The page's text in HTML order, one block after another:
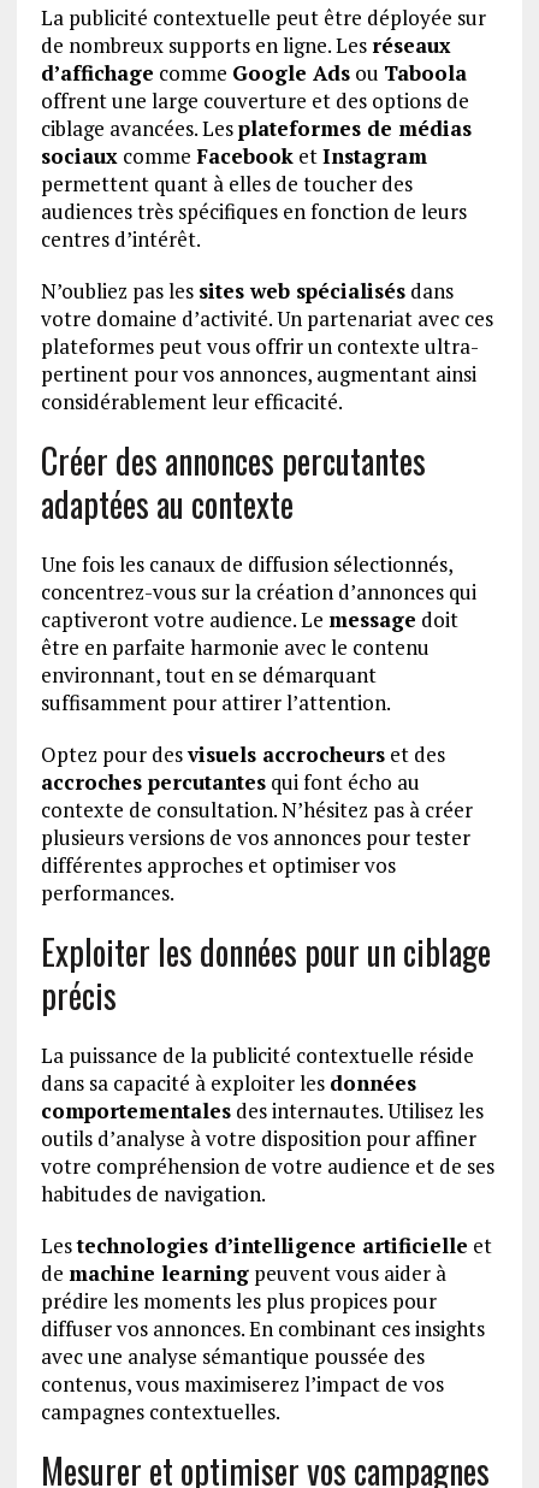
La publicité contextuelle peut être déployée sur
de nombreux supports en ligne. Les réseaux
d’affichage comme Google Adsou Taboola
offrent une large couverture et des options de
ciblage avancées. Lesplateformes de médias
sociaux comme FacebooketInstagram
permettent quant à elles de toucher des
audiences très spécifiques en fonction de leurs
centres d’intérêt.
N’oubliez pas les sites web spécialisésdans
votre domaine d’activité. Un partenariat avec ces
plateformes peut vous offrir un contexte ultra-
pertinent pour vos annonces, augmentant ainsi
considérablement leur efficacité.
Créer des annonces percutantes
adaptées au contexte
Une fois les canaux de diffusion sélectionnés,
concentrez-vous sur la création d’annonces qui
captiveront votre audience. Le message doit
être en parfaite harmonie avec le contenu
environnant, tout en se démarquant
suffisamment pour attirer l’attention.
Optez pour desvisuels accrocheurset des
accroches percutantesqui font écho au
contexte de consultation. N’hésitez pas à créer
plusieurs versions de vos annonces pour tester
différentes approches et optimiser vos
performances.
Exploiter les données pour un ciblage
précis
La puissance de la publicité contextuelle réside
dans sa capacité à exploiter les données
comportementalesdes internautes. Utilisez les
outils d’analyse à votre disposition pour affiner
votre compréhension de votre audience et de ses
habitudes de navigation.
Lestechnologies d’intelligence artificielle et
de machine learningpeuvent vous aider à
prédire les moments les plus propices pour
diffuser vos annonces. En combinant ces insights
avec une analyse sémantique poussée des
contenus, vous maximiserez l’impact de vos
campagnes contextuelles.
Mesurer et optimiser vos campagnes